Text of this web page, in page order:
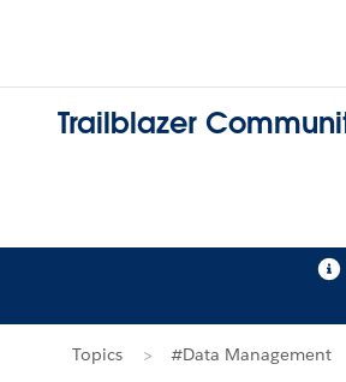
Trailblazer
Topics #Data Management